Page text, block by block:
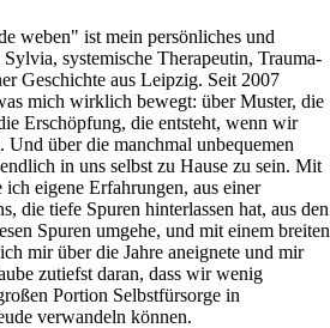
weben" ist mein persönliches und
systemische Therapeutin, Trauma-
Geschichte aus Leipzig. Seit 2007
mich wirklich bewegt: über Muster, die
Erschöpfung, die entsteht, wenn wir
Und über die manchmal unbequemen
in uns selbst zu Hause zu sein. Mit
eigene Erfahrungen, aus einer
die tiefe Spuren hinterlassen hat, aus den
Spuren umgehe, und mit einem breiten
mir über die Jahre aneignete und mir
zutiefst daran, dass wir wenig
Portion Selbstfürsorge in
verwandeln können.